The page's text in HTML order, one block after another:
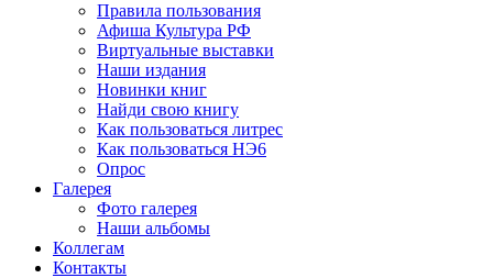
Правила пользования
Афиша Культура РФ
Виртуальные выставки
Наши издания
Новинки книг
Найди свою книгу
Как пользоваться литрес
Как пользоваться НЭ6
Опрос
Галерея
Фото галерея
Наши альбомы
Коллегам
Контакты